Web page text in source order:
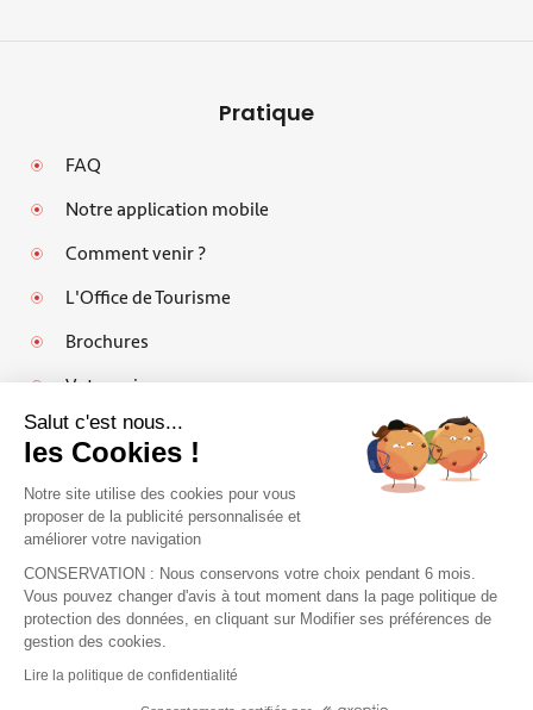
Pratique
FAQ
Notre application mobile
Comment venir ?
L'Office de Tourisme
Brochures
Votre avis
Mentions légales
Politique de protection des données personnelles et cookies
Espace pro
FAQ
Salut c'est nous...
les Cookies !
Notre site utilise des cookies pour vous
proposer de la publicité personnalisée et
améliorer votre navigation
CONSERVATION : Nous conservons votre choix pendant 6 mois.
Vous pouvez changer d'avis à tout moment dans la page politique de
protection des données, en cliquant sur Modifier ses préférences de
gestion des cookies.
Lire la politique de confidentialité
J'accepte de recevoir le guide et vos